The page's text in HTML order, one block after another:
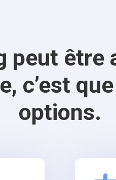
peut être
c’est
options.